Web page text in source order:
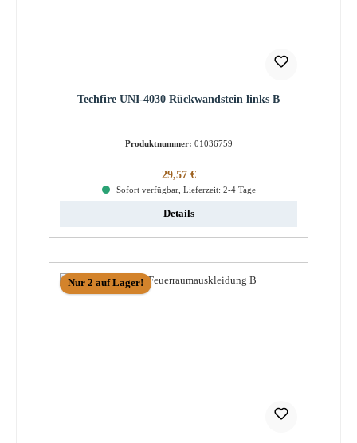
Techfire UNI-4030 Rückwandstein links B
Produktnummer: 01036759
Regulärer Preis:
29,57 €
Sofort verfügbar, Lieferzeit: 2-4 Tage
Details
Nur 2 auf Lager!